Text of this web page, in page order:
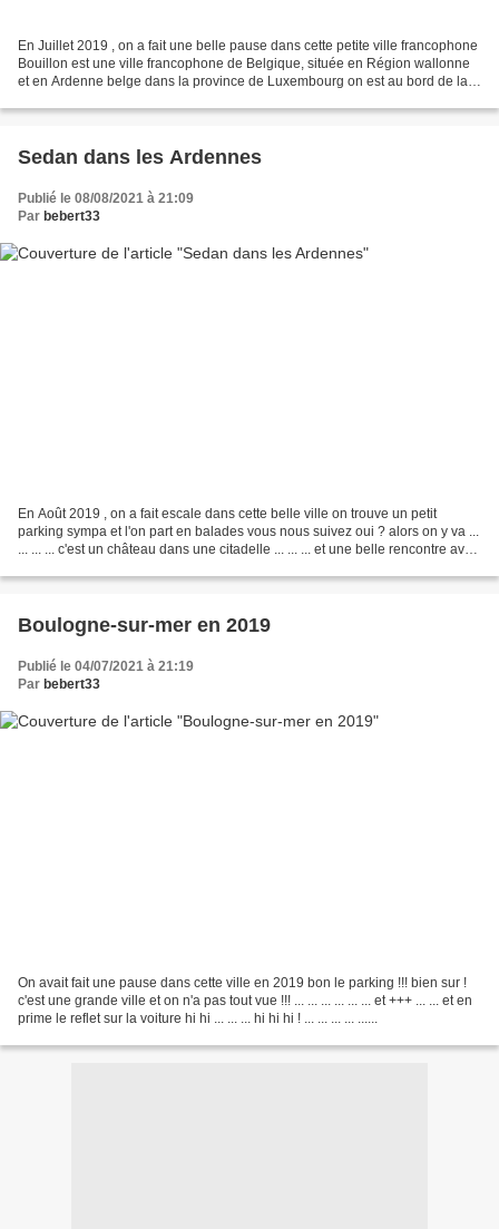
En Juillet 2019 , on a fait une belle pause dans cette petite ville francophone
Bouillon est une ville francophone de Belgique, située en Région wallonne
et en Ardenne belge dans la province de Luxembourg on est au bord de la
Sedan dans les Ardennes
Publié le 08/08/2021 à 21:09
Par bebert33
En Août 2019 , on a fait escale dans cette belle ville on trouve un petit
parking sympa et l'on part en balades vous nous suivez oui ? alors on y va ...
... ... ... c'est un château dans une citadelle ... ... ... et une belle rencontre avec
Boulogne-sur-mer en 2019
Publié le 04/07/2021 à 21:19
Par bebert33
On avait fait une pause dans cette ville en 2019 bon le parking !!! bien sur !
c'est une grande ville et on n'a pas tout vue !!! ... ... ... ... ... ... et +++ ... ... et en
prime le reflet sur la voiture hi hi ... ... ... hi hi hi ! ... ... ... ... ......